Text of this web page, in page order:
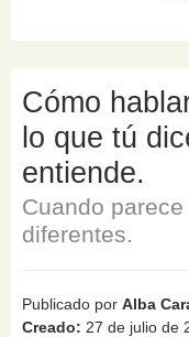
Cómo
lo que tú
entiende.
Cuando
diferentes.
Publicado por Alba
Creado: 27 de julio de